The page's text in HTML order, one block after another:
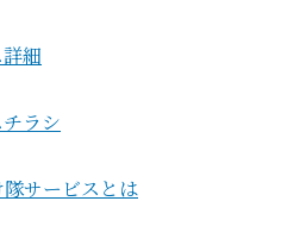
細
ラシ
サービスとは